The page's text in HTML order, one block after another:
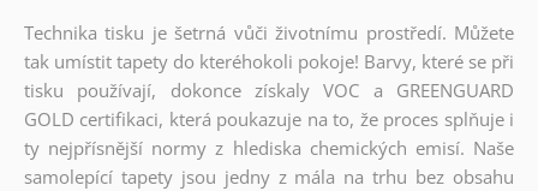
Technika tisku je šetrná vůči životnímu prostředí. Můžete
tak umístit tapety do kteréhokoli pokoje! Barvy, které se při
tisku používají, dokonce získaly VOC a GREENGUARD
GOLD certifikaci, která poukazuje na to, že proces splňuje i
ty nejpřísnější normy z hlediska chemických emisí. Naše
samolepící tapety jsou jedny z mála na trhu bez obsahu